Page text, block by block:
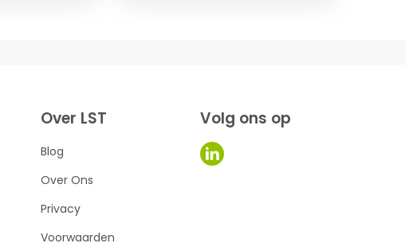
Over LST
Blog
Over Ons
Privacy
Voorwaarden
Volg ons op